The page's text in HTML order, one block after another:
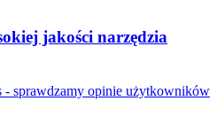
jakości narzędzia